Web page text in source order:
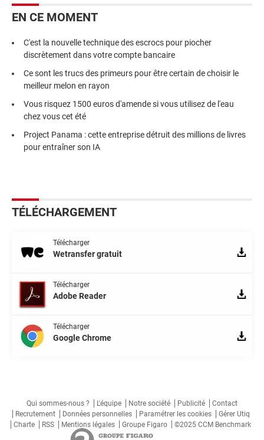
EN CE MOMENT
C'est la nouvelle technique des escrocs pour piocher
discrètement dans votre compte bancaire
Ce sont les trucs des primeurs pour être certain de choisir le
meilleur melon en rayon
Vous risquez 1500 euros d'amende si vous utilisez de l'eau
chez vous cet été
Project Panama : cette entreprise détruit des millions de livres
pour entraîner son IA
TÉLÉCHARGEMENT
Télécharger
Wetransfer gratuit
Télécharger
Adobe Reader
Télécharger
Google Chrome
Qui sommes-nous ? L'équipe Notre société Publicité
Contact
Recrutement
Données personnelles Paramétrer les cookies
Gérer Utiq
Charte
RSS Mentions légales Groupe Figaro ©2025 CCM Benchmark